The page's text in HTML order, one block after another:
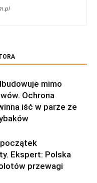
mimo
Ochrona
iść w parze ze
Ekspert: Polska
przewagi